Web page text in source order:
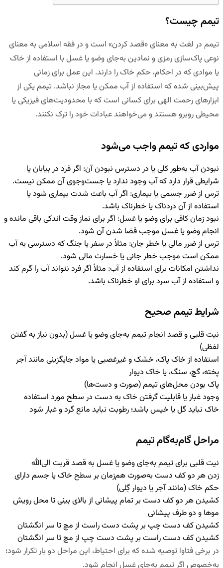
تیمم چیست؟
تیمم در لغت به معنای «قصد کردن» است و در فقه اسلامی به معنای
نوعی پاک‌سازی رمزی و نمادین به‌جای وضو یا غسل با استفاده از خاک
یا موادی که در احکام، حکم خاک را دارند. این عمل برای زمانی
پیش‌بینی شده که استفاده از آب ممکن یا مجاز نباشد. تیمم یکی از
ابزارهای رحمت الهی برای کسانی است که با محدودیت‌های فیزیکی یا
محیطی روبرو هستند و می‌خواهند عبادات خود را ترک نکنند.
مواردی که تیمم واجب می‌شود
نبودن آب به‌طور کلی یا در دسترس نبودن آن: اگر فرد در بیابان یا
شرایطی قرار دارد که آب وجود ندارد یا جست‌وجوی آن ممکن نیست.
ترس از ضرر جسمی یا بیماری: اگر آب باعث شدت بیماری شود یا
استفاده از آن دردناک یا خطرناک باشد.
نبود زمان کافی برای وضو یا غسل: اگر برای نماز وقت اندکی باقی مانده و
انجام وضو یا غسل موجب قضا شدن آن شود.
ترس از ضرر مالی یا خطر جان: مثلاً در سفر یا جنگ که دسترسی به آب
ممکن است موجب خطر جانی یا خسارت مالی شود.
نداشتن امکانات برای استفاده از آب: مثلاً اگر فرد نتواند آب را گرم کند
و استفاده از آب سرد برای او خطرناک باشد.
شرایط تیمم صحیح
نیت قلبی و قصد انجام تیمم به‌جای وضو یا غسل (بدون نیاز به گفتن
لفظی)
استفاده از خاک پاک، خشک و غیرغصبی یا مواد جایگزینی مانند آجر
پخته، گچ، سنگ، یا خاک دیوار
پاک بودن محل‌های تیمم (صورت و دست‌ها)
وجود غبار یا قابلیت گرفتن خاک به دست در سطح مورد استفاده
خاک نباید گل یا خیس باشد؛ رطوبت نباید مانع گرد و غبار شود
مراحل گام‌به‌گام تیمم
نیت قلبی برای تیمم به‌جای وضو یا غسل به قصد قربت الی‌الله
زدن هر دو کف دست به‌صورت هم‌زمان بر سطح خاک یا جسم دارای
حکم خاک (مانند آجر یا دیوار گِلی)
کشیدن هر دو کف دست بر تمام پیشانی از بالای بینی تا محل رویش
موها و دو طرف پیشانی
کشیدن کف دست چپ بر پشت دست راست از مچ تا سر انگشتان
کشیدن کف دست راست بر پشت دست چپ از مچ تا سر انگشتان
در برخی فتاوا توصیه شده که برای احتیاط، این مراحل دو بار تکرار شود؛
به‌خصوص اگر تیمم به‌جای غسل انجام شود.